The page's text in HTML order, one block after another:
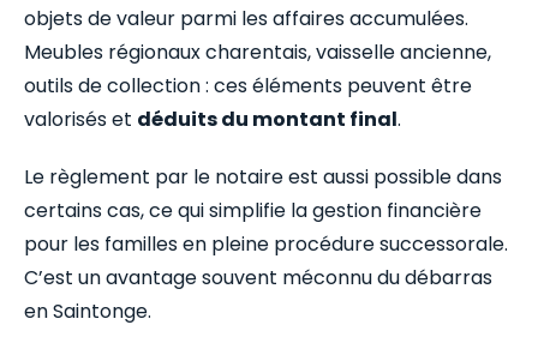
objets de valeur parmi les affaires accumulées.
Meubles régionaux charentais, vaisselle ancienne,
outils de collection : ces éléments peuvent être
valorisés et déduits du montant final.
Le règlement par le notaire est aussi possible dans
certains cas, ce qui simplifie la gestion financière
pour les familles en pleine procédure successorale.
C’est un avantage souvent méconnu du débarras
en Saintonge.